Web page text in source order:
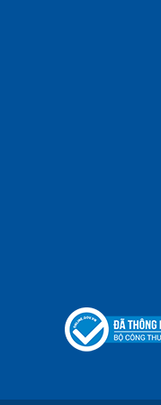
thành được kỹ
thông minh,
ngày càng tăng
bập bênh cho bé,…